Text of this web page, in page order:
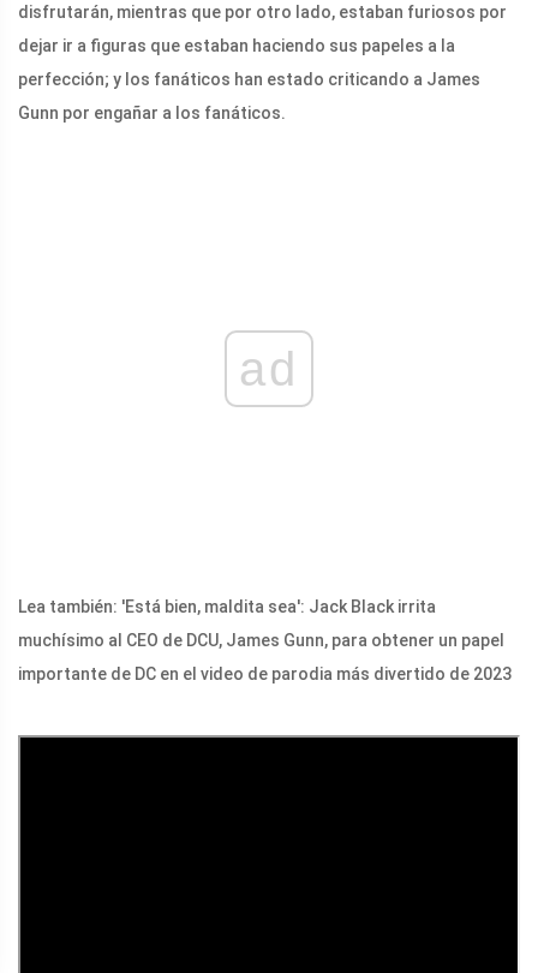
disfrutarán, mientras que por otro lado, estaban furiosos por
dejar ir a figuras que estaban haciendo sus papeles a la
perfección; y los fanáticos han estado criticando a James
Gunn por engañar a los fanáticos.
ad
Lea también: 'Está bien, maldita sea': Jack Black irrita
muchísimo al CEO de DCU, James Gunn, para obtener un papel
importante de DC en el video de parodia más divertido de 2023